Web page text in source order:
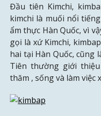
Đầu tiên Kimchi,
kimchi là muối nổi
ẩm thực Hàn Quốc, vì
gọi là xứ Kimchi,
hai tại Hàn Quốc, cũng
Tiên thường giới
thăm , sống và làm việc